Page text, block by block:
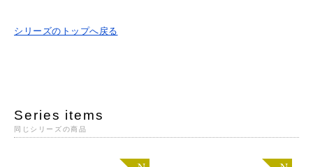
シリーズのトップへ戻る
Series items
同じシリーズの商品